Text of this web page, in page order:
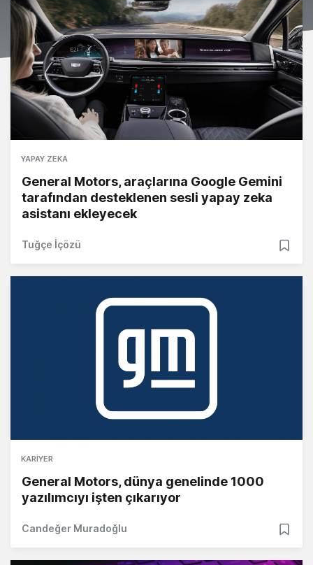
YAPAY ZEKA
General Motors, araçlarına Google Gemini
tarafından desteklenen sesli yapay zeka
asistanı ekleyecek
Tuğçe İçözü
KARIYER
General Motors, dünya genelinde 1000
yazılımcıyı işten çıkarıyor
Candeğer Muradoğlu